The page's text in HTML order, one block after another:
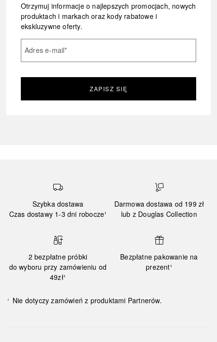
Otrzymuj informacje o najlepszych promocjach, nowych
produktach i markach oraz kody rabatowe i
ekskluzywne oferty.
Adres e-mail*
ZAPISZ SIĘ
Szybka dostawa
Czas dostawy 1-3 dni robocze¹
Darmowa dostawa od 199 zł
lub z Douglas Collection
2 bezpłatne próbki
do wyboru przy zamówieniu od
49zł¹
Bezpłatne pakowanie na
prezent¹
¹ Nie dotyczy zamówień z produktami Partnerów.